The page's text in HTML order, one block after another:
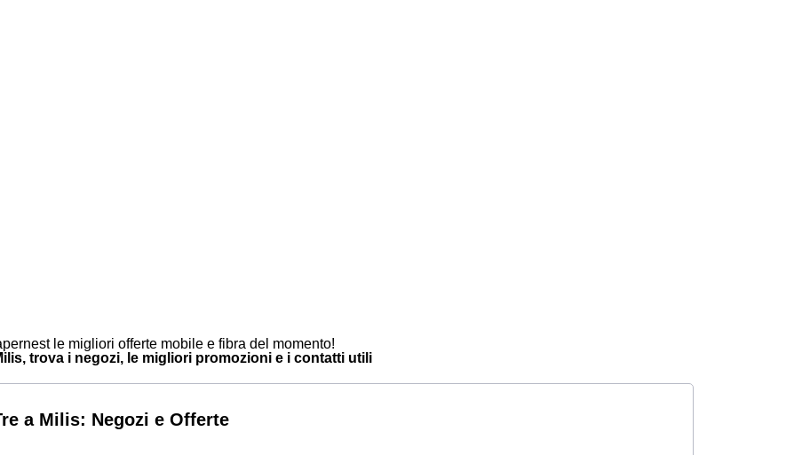
le migliori offerte mobile e fibra del momento!
trova i negozi, le migliori promozioni e i contatti utili
a Milis: Negozi e Offerte